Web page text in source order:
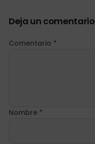
Deja un comentario
Comentario *
Nombre *